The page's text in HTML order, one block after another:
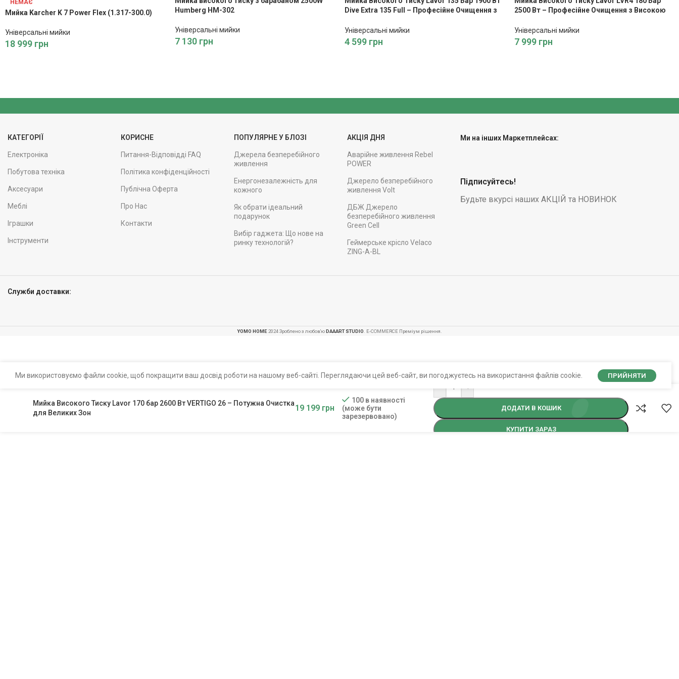
НЕМАЄ
Мийка Karcher K 7 Power Flex (1.317-300.0)
Універсальні мийки
18 999 грн
Humberg HM-302
Універсальні мийки
7 130 грн
Dive Extra 135 Full – Професійне Очищення з
Універсальні мийки
4 599 грн
2500 Вт – Професійне Очищення з Високою
Універсальні мийки
7 999 грн
КАТЕГОРІЇ
Електроніка
Побутова техніка
Аксесуари
Меблі
Іграшки
Інструменти
КОРИСНЕ
Питання-Відповідді FAQ
Політика конфіденційності
Публічна Оферта
Про Нас
Контакти
ПОПУЛЯРНЕ У БЛОЗІ
Джерела безперебійного
живлення
Енергонезалежність для
кожного
Як обрати ідеальний
подарунок
Вибір гаджета: Що нове на
ринку технологій?
АКЦІЯ ДНЯ
Аварійне живлення Rebel
POWER
Джерело безперебійного
живлення Volt
ДБЖ Джерело
безперебійного живлення
Green Cell
Геймерське крісло Velaco
ZING-A-BL
Ми на інших Маркетплейсах:
Підписуйтесь!
Будьте вкурсі наших АКЦІЙ та НОВИНОК
Служби доставки:
YOMO HOME 2024 Зроблено з любов'юDAAART STUDIO . E-COMMERCE Преміум рішення.
Ми використовуємо файли cookie, щоб покращити ваш досвід роботи на нашому веб-сайті. Переглядаючи цей веб-сайт, ви погоджуєтесь на використання файлів cookie. ПРИЙНЯТИ
Мийка Високого Тиску Lavor 170 бар 2600 Вт VERTIGO 26 – Потужна Очистка
для Великих Зон
19 199 грн
100 в наявності
(може бути
зарезервовано)
- +
ДОДАТИ В КОШИК
КУПИТИ ЗАРАЗ